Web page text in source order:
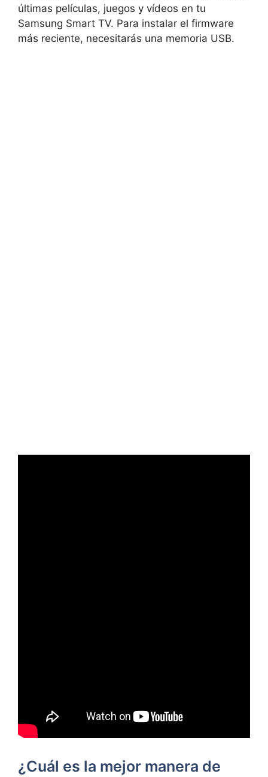
últimas películas, juegos y vídeos en tu
Samsung Smart TV. Para instalar el firmware
más reciente, necesitarás una memoria USB.
¿Cuál es la mejor manera de